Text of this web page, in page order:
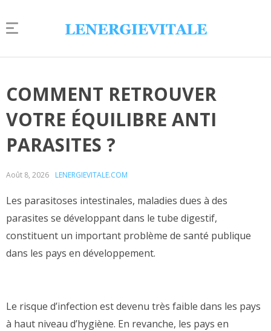
COMMENT RETROUVER
VOTRE ÉQUILIBRE ANTI
PARASITES ?
Août 8, 2026 LENERGIEVITALE.COM
Les parasitoses intestinales, maladies dues à des
parasites se développant dans le tube digestif,
constituent un important problème de santé publique
dans les pays en développement.
Le risque d’infection est devenu très faible dans les pays
à haut niveau d’hygiène. En revanche, les pays en